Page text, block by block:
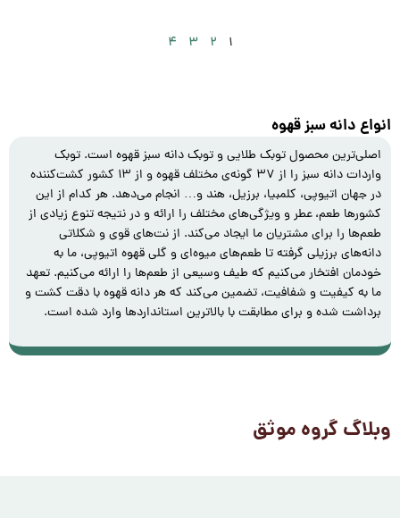
۱ ۲ ۳ ۴
انواع دانه سبز قهوه
اصلی‌ترین محصول توبک طلایی و توبک دانه سبز قهوه است. توبک
واردات دانه سبز را از ۳۷ گونه‌ی مختلف قهوه و از ۱۳ کشور کشت‌کننده
در جهان اتیوپی، کلمبیا، برزیل، هند و… انجام می‌‌دهد. هر کدام از این
کشورها طعم، عطر و ویژگی‌های مختلف را ارائه و در نتیجه تنوع زیادی از
طعم‌ها را برای مشتریان ما ایجاد می‌کند. از نت‌های قوی و شکلاتی
دانه‌های برزیلی گرفته تا طعم‌های میوه‌ای و گلی قهوه اتیوپی، ما به
خودمان افتخار می‌کنیم که طیف وسیعی از طعم‌ها را ارائه می‌کنیم. تعهد
ما به کیفیت و شفافیت، تضمین می‌کند که هر دانه‌ قهوه با دقت کشت و
برداشت شده و برای مطابقت با بالاترین استانداردها وارد شده است.
وبلاگ گروه موثق